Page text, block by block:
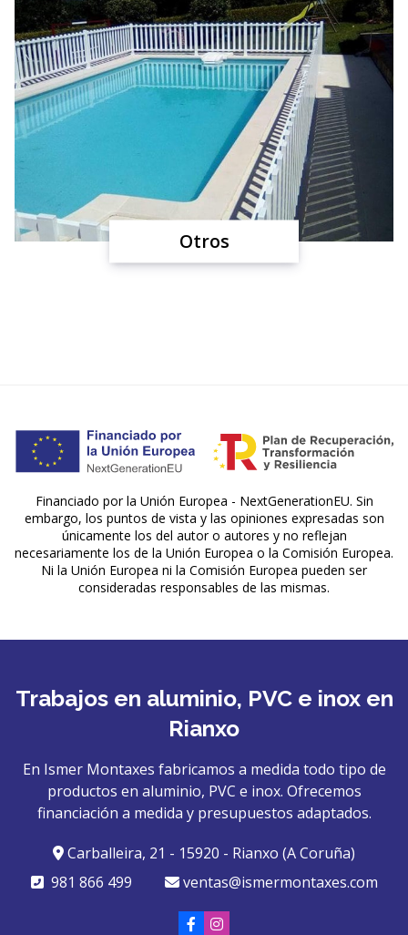
Otros
Financiado por la Unión Europea - NextGenerationEU. Sin
embargo, los puntos de vista y las opiniones expresadas son
únicamente los del autor o autores y no reflejan
necesariamente los de la Unión Europea o la Comisión Europea.
Ni la Unión Europea ni la Comisión Europea pueden ser
consideradas responsables de las mismas.
Trabajos en aluminio, PVC e inox en
Rianxo
En Ismer Montaxes fabricamos a medida todo tipo de
productos en aluminio, PVC e inox. Ofrecemos
financiación a medida y presupuestos adaptados.
Carballeira, 21 - 15920 - Rianxo (A Coruña)
981 866 499
ventas@ismermontaxes.com